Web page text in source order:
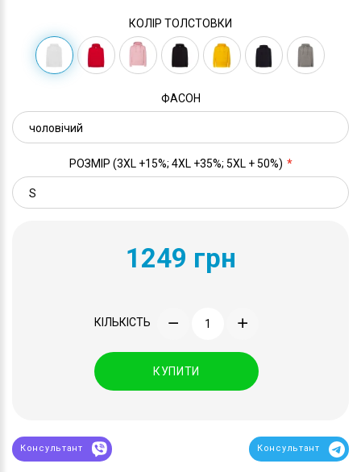
КОЛІР ТОЛСТОВКИ
ФАСОН
РОЗМІР (3XL +15%; 4XL +35%; 5XL + 50%)
1249 грн
КІЛЬКІСТЬ
КУПИТИ
Консультант Консультант